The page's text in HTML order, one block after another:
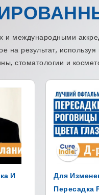
международными
на результат,
стоматологии и
Лучший
Дели